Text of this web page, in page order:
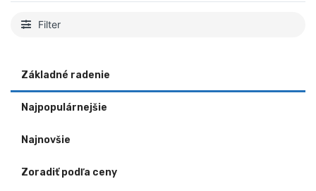
Filter
Základné radenie
Najpopulárnejšie
Najnovšie
Zoradiť podľa ceny